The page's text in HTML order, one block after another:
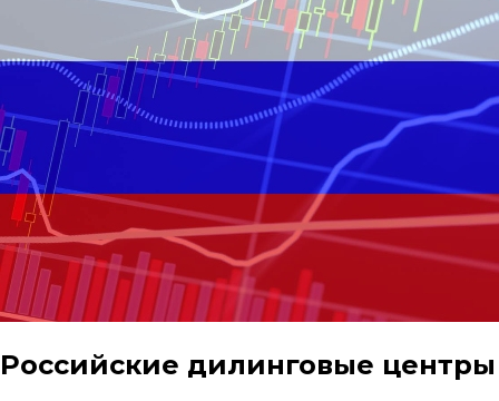
Российские дилинговые центры